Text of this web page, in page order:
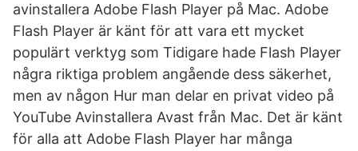
avinstallera Adobe Flash Player på Mac. Adobe
Flash Player är känt för att vara ett mycket
populärt verktyg som Tidigare hade Flash Player
några riktiga problem angående dess säkerhet,
men av någon Hur man delar en privat video på
YouTube Avinstallera Avast från Mac. Det är känt
för alla att Adobe Flash Player har många